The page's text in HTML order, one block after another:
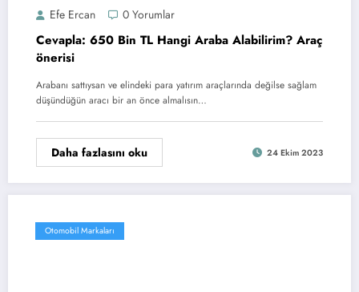
Efe Ercan 0 Yorumlar
Cevapla: 650 Bin TL Hangi Araba Alabilirim? Araç
önerisi
Arabanı sattıysan ve elindeki para yatırım araçlarında değilse sağlam
düşündüğün aracı bir an önce almalısın…
Daha fazlasını oku 24 Ekim 2023
Otomobil Markaları